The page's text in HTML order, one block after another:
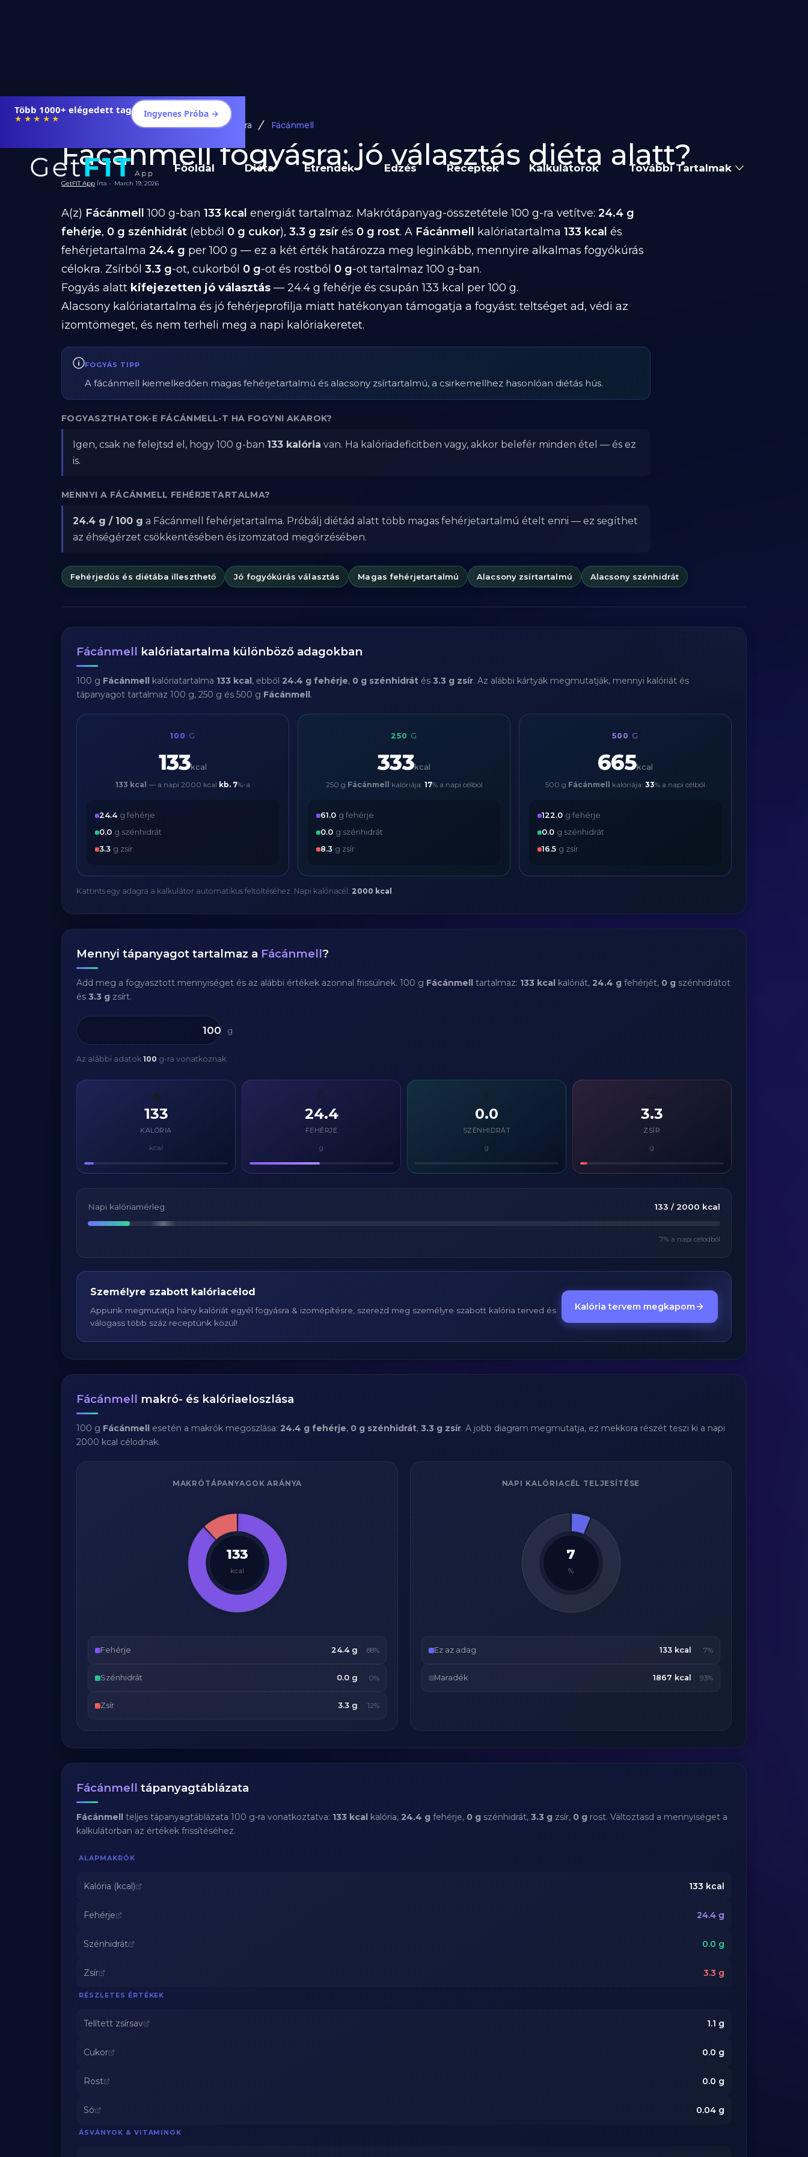
Több 1000+ elégedett tag
★★★★★ Ingyenes Próba →
Főoldal Diéta Étrendek Edzés Receptek Kalkulátorok További Tartalmak
Diéta és Étrend Ételek Fogyásra Fácánmell
Fácánmell fogyásra: jó választás diéta alatt?
GetFIT App Írta - March 19, 2026
A(z) Fácánmell 100 g-ban 133 kcal energiát tartalmaz. Makrótápanyag-összetétele 100 g-ra vetítve: 24.4 g
fehérje, 0 g szénhidrát (ebből 0 g cukor), 3.3 g zsír és 0 g rost. A Fácánmell kalóriatartalma 133 kcal és
fehérjetartalma 24.4 g per 100 g — ez a két érték határozza meg leginkább, mennyire alkalmas fogyókúrás
célokra. Zsírból 3.3 g-ot, cukorból 0 g-ot és rostból 0 g-ot tartalmaz 100 g-ban.
Fogyás alatt kifejezetten jó választás — 24.4 g fehérje és csupán 133 kcal per 100 g.
Alacsony kalóriatartalma és jó fehérjeprofilja miatt hatékonyan támogatja a fogyást: teltséget ad, védi az
izomtömeget, és nem terheli meg a napi kalóriakeretet.
FOGYÁS TIPP
A fácánmell kiemelkedően magas fehérjetartalmú és alacsony zsírtartalmú, a csirkemellhez hasonlóan diétás hús.
FOGYASZTHATOK-E FÁCÁNMELL-T HA FOGYNI AKAROK?
Igen, csak ne felejtsd el, hogy 100 g-ban 133 kalória van. Ha kalóriadeficitben vagy, akkor belefér minden étel — és ez
is.
MENNYI A FÁCÁNMELL FEHÉRJETARTALMA?
24.4 g / 100 g a Fácánmell fehérjetartalma. Próbálj diétád alatt több magas fehérjetartalmú ételt enni — ez segíthet
az éhségérzet csökkentésében és izomzatod megőrzésében.
Fehérjedús és diétába illeszthető Jó fogyókúrás választás Magas fehérjetartalmú Alacsony zsírtartalmú Alacsony szénhidrát
Fácánmell kalóriatartalma különböző adagokban
100 g Fácánmell kalóriatartalma 133 kcal, ebből 24.4 g fehérje, 0 g szénhidrát és 3.3 g zsír. Az alábbi kártyák megmutatják, mennyi kalóriát és
tápanyagot tartalmaz 100 g, 250 g és 500 g Fácánmell.
100 G
133kcal
133 kcal — a napi 2000 kcal kb. 7%-a
24.4 g fehérje
0.0 g szénhidrát
3.3 g zsír
250 G
333kcal
250 g Fácánmell kalóriája: 17% a napi célból
61.0 g fehérje
0.0 g szénhidrát
8.3 g zsír
500 G
665kcal
500 g Fácánmell kalóriája: 33% a napi célból
122.0 g fehérje
0.0 g szénhidrát
16.5 g zsír
Kattints egy adagra a kalkulátor automatikus feltöltéséhez. Napi kalóriacél: 2000 kcal .
Mennyi tápanyagot tartalmaz a Fácánmell?
Add meg a fogyasztott mennyiséget és az alábbi értékek azonnal frissülnek. 100 g Fácánmell tartalmaz: 133 kcal kalóriát, 24.4 g fehérjét, 0 g szénhidrátot
és 3.3 g zsírt.
g
Az alábbi adatok 100 g-ra vonatkoznak.
🔥
133
KALÓRIA
kcal
💪
24.4
FEHÉRJE
g
⚡
0.0
SZÉNHIDRÁT
g
3.3
ZSÍR
g
Napi kalóriamérleg 133 / 2000 kcal
7% a napi célodból
Személyre szabott kalóriacélod
Appunk megmutatja hány kalóriát egyél fogyásra & izomépítésre, szerezd meg személyre szabott kalória terved és
válogass több száz receptünk közül!
Kalória tervem megkapom
Fácánmell makró- és kalóriaeloszlása
100 g Fácánmell esetén a makrók megoszlása: 24.4 g fehérje, 0 g szénhidrát, 3.3 g zsír. A jobb diagram megmutatja, ez mekkora részét teszi ki a napi
2000 kcal célodnak.
MAKRÓTÁPANYAGOK ARÁNYA
133
kcal
Fehérje 24.4 g 88%
Szénhidrát 0.0 g 0%
Zsír 3.3 g 12%
NAPI KALÓRIACÉL TELJESÍTÉSE
7
%
Ez az adag 133 kcal 7%
Maradék 1867 kcal 93%
Fácánmell tápanyagtáblázata
Fácánmell teljes tápanyagtáblázata 100 g-ra vonatkoztatva: 133 kcal kalória, 24.4 g fehérje, 0 g szénhidrát, 3.3 g zsír, 0 g rost. Változtasd a mennyiséget a
kalkulátorban az értékek frissítéséhez.
ALAPMAKRÓK
Kalória (kcal) 133 kcal
Fehérje 24.4 g
Szénhidrát 0.0 g
Zsír 3.3 g
RÉSZLETES ÉRTÉKEK
Telített zsírsav 1.1 g
Cukor 0.0 g
Rost 0.0 g
Só 0.04 g
ÁSVÁNYOK & VITAMINOK